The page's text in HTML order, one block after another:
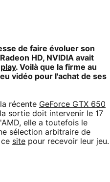
de faire évoluer son
HD, NVIDIA avait
. Voilà que la firme au
vidéo pour l'achat de ses
récente GeForce GTX 650
sortie doit intervenir le 17
elle a toutefois le
sélection arbitraire de
site pour recevoir leur jeu.